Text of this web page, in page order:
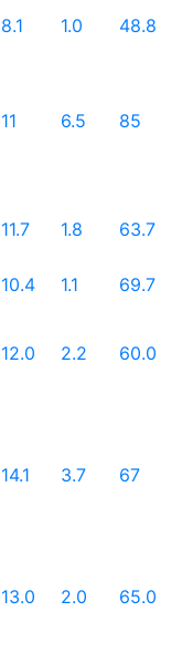
8.1 1.0
48.8
11 6.5 85
11.7 1.8 63.7
10.4 1.1
69.7
12.0 2.2 60.0
14.1 3.7 67
13.0 2.0 65.0